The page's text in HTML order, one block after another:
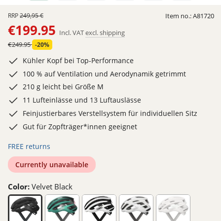
RRP249,95 €
€199.95 Incl. VATexcl. shipping
€249.95 -20%
Kühler Kopf bei Top-Performance
100 % auf Ventilation und Aerodynamik getrimmt
210 g leicht bei Größe M
11 Lufteinlässe und 13 Luftauslässe
Feinjustierbares Verstellsystem für individuellen Sitz
Gut für Zopfträger*innen geeignet
FREE returns
Currently unavailable
Color: Velvet Black
Item no.:A81720